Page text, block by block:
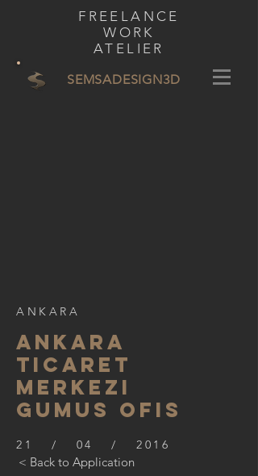
FREELANCE
WORK
ATELIER
SEMSADESIGN3D
ANKARA
ANKARA
TICARET
MERKEZI
GUMUS OFIS
21 / 04 / 2016
< Back to Application